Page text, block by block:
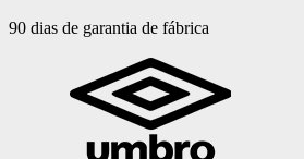
90 dias de garantia de fábrica